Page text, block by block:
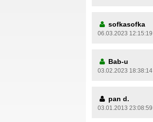
sofkasofka
06.03.2023 12:15:19
Bab-u
03.02.2023 18:38:14
pan d.
03.01.2013 23:08:59